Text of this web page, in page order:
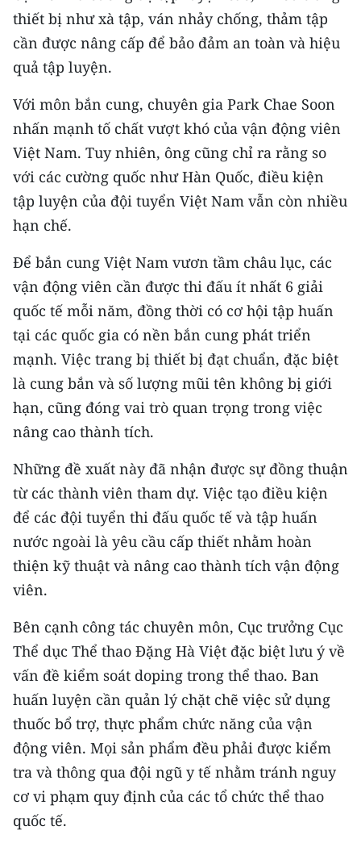
ENGLISH
中文
РУССКИЙ
ESPAÑOL
한국어
thiết bị như xà tập, ván nhảy chống, thảm tập
cần được nâng cấp để bảo đảm an toàn và hiệu
quả tập luyện.
Với môn bắn cung, chuyên gia Park Chae Soon
nhấn mạnh tố chất vượt khó của vận động viên
Việt Nam. Tuy nhiên, ông cũng chỉ ra rằng so
với các cường quốc như Hàn Quốc, điều kiện
tập luyện của đội tuyển Việt Nam vẫn còn nhiều
hạn chế.
Để bắn cung Việt Nam vươn tầm châu lục, các
vận động viên cần được thi đấu ít nhất 6 giải
quốc tế mỗi năm, đồng thời có cơ hội tập huấn
tại các quốc gia có nền bắn cung phát triển
mạnh. Việc trang bị thiết bị đạt chuẩn, đặc biệt
là cung bắn và số lượng mũi tên không bị giới
hạn, cũng đóng vai trò quan trọng trong việc
nâng cao thành tích.
Những đề xuất này đã nhận được sự đồng thuận
từ các thành viên tham dự. Việc tạo điều kiện
để các đội tuyển thi đấu quốc tế và tập huấn
nước ngoài là yêu cầu cấp thiết nhằm hoàn
thiện kỹ thuật và nâng cao thành tích vận động
viên.
Bên cạnh công tác chuyên môn, Cục trưởng Cục
Thể dục Thể thao Đặng Hà Việt đặc biệt lưu ý về
vấn đề kiểm soát doping trong thể thao. Ban
huấn luyện cần quản lý chặt chẽ việc sử dụng
thuốc bổ trợ, thực phẩm chức năng của vận
động viên. Mọi sản phẩm đều phải được kiểm
tra và thông qua đội ngũ y tế nhằm tránh nguy
cơ vi phạm quy định của các tổ chức thể thao
quốc tế.